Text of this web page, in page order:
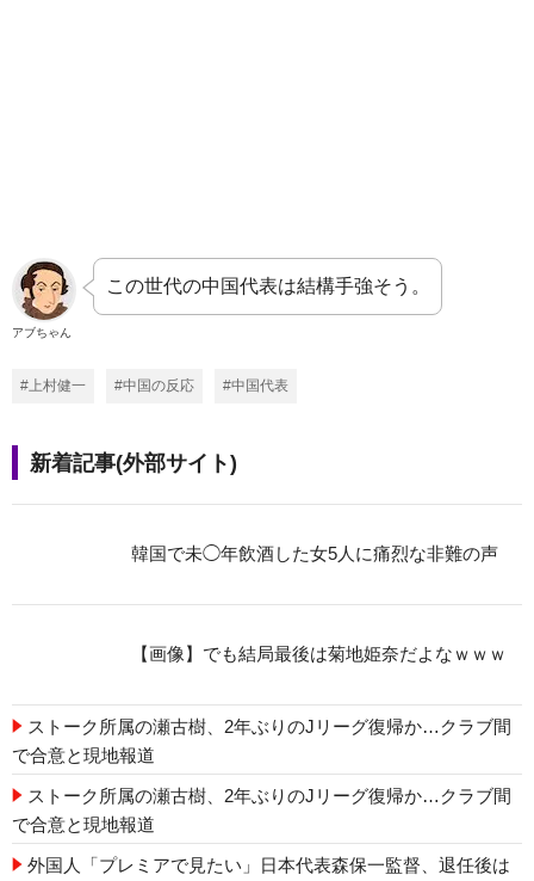
アブちゃん
この世代の中国代表は結構手強そう。
#上村健一 #中国の反応 #中国代表
新着記事(外部サイト)
韓国で未◯年飲酒した女5人に痛烈な非難の声
【画像】でも結局最後は菊地姫奈だよなｗｗｗ
ストーク所属の瀬古樹、2年ぶりのJリーグ復帰か…クラブ間
で合意と現地報道
ストーク所属の瀬古樹、2年ぶりのJリーグ復帰か…クラブ間
で合意と現地報道
外国人「プレミアで見たい」日本代表森保一監督、退任後は